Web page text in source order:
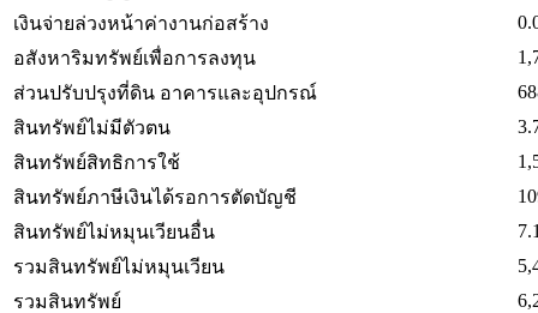
เงินจ่ายล่วงหน้าค่างานก่อสร้าง
อสังหาริมทรัพย์เพื่อการลงทุน
ส่วนปรับปรุงที่ดิน อาคารและอุปกรณ์
สินทรัพย์ไม่มีตัวตน
สินทรัพย์สิทธิการใช้
สินทรัพย์ภาษีเงินได้รอการตัดบัญชี
สินทรัพย์ไม่หมุนเวียนอื่น
รวมสินทรัพย์ไม่หมุนเวียน
รวมสินทรัพย์